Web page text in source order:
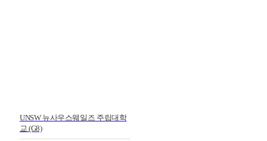
UNSW 뉴사우스웨일즈 주립대학
교 (G8)